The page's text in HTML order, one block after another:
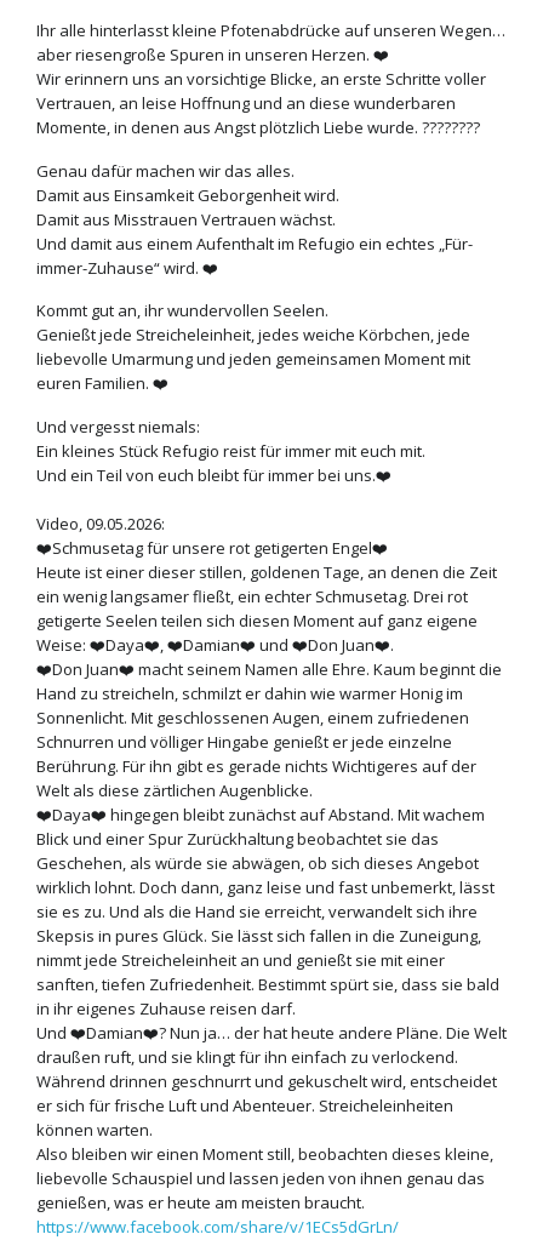
Ihr alle hinterlasst kleine Pfotenabdrücke auf unseren Wegen…
aber riesengroße Spuren in unseren Herzen. ❤️
Wir erinnern uns an vorsichtige Blicke, an erste Schritte voller
Vertrauen, an leise Hoffnung und an diese wunderbaren
Momente, in denen aus Angst plötzlich Liebe wurde. ????????
Genau dafür machen wir das alles.
Damit aus Einsamkeit Geborgenheit wird.
Damit aus Misstrauen Vertrauen wächst.
Und damit aus einem Aufenthalt im Refugio ein echtes „Für-
immer-Zuhause“ wird. ❤️
Kommt gut an, ihr wundervollen Seelen.
Genießt jede Streicheleinheit, jedes weiche Körbchen, jede
liebevolle Umarmung und jeden gemeinsamen Moment mit
euren Familien. ❤️
Und vergesst niemals:
Ein kleines Stück Refugio reist für immer mit euch mit.
Und ein Teil von euch bleibt für immer bei uns.❤️
Video, 09.05.2026:
❤️Schmusetag für unsere rot getigerten Engel❤️
Heute ist einer dieser stillen, goldenen Tage, an denen die Zeit
ein wenig langsamer fließt, ein echter Schmusetag. Drei rot
getigerte Seelen teilen sich diesen Moment auf ganz eigene
Weise: ❤️Daya❤️, ❤️Damian❤️ und ❤️Don Juan❤️.
❤️Don Juan❤️ macht seinem Namen alle Ehre. Kaum beginnt die
Hand zu streicheln, schmilzt er dahin wie warmer Honig im
Sonnenlicht. Mit geschlossenen Augen, einem zufriedenen
Schnurren und völliger Hingabe genießt er jede einzelne
Berührung. Für ihn gibt es gerade nichts Wichtigeres auf der
Welt als diese zärtlichen Augenblicke.
❤️Daya❤️ hingegen bleibt zunächst auf Abstand. Mit wachem
Blick und einer Spur Zurückhaltung beobachtet sie das
Geschehen, als würde sie abwägen, ob sich dieses Angebot
wirklich lohnt. Doch dann, ganz leise und fast unbemerkt, lässt
sie es zu. Und als die Hand sie erreicht, verwandelt sich ihre
Skepsis in pures Glück. Sie lässt sich fallen in die Zuneigung,
nimmt jede Streicheleinheit an und genießt sie mit einer
sanften, tiefen Zufriedenheit. Bestimmt spürt sie, dass sie bald
in ihr eigenes Zuhause reisen darf.
Und ❤️Damian❤️? Nun ja… der hat heute andere Pläne. Die Welt
draußen ruft, und sie klingt für ihn einfach zu verlockend.
Während drinnen geschnurrt und gekuschelt wird, entscheidet
er sich für frische Luft und Abenteuer. Streicheleinheiten
können warten.
Also bleiben wir einen Moment still, beobachten dieses kleine,
liebevolle Schauspiel und lassen jeden von ihnen genau das
genießen, was er heute am meisten braucht.
https://www.facebook.com/share/v/1ECs5dGrLn/